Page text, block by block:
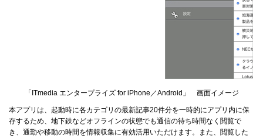
「ITmedia エンタープライズ for iPhone／Android」 画面イメージ
本アプリは、起動時に各カテゴリの最新記事20件分を一時的にアプリ内に保
存するため、地下鉄などオフラインの状態でも通信の待ち時間なく閲覧で
き、通勤や移動の時間を情報収集に有効活用いただけます。また、閲覧した